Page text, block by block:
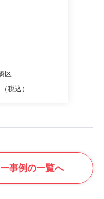
区
税込）
事例の一覧へ